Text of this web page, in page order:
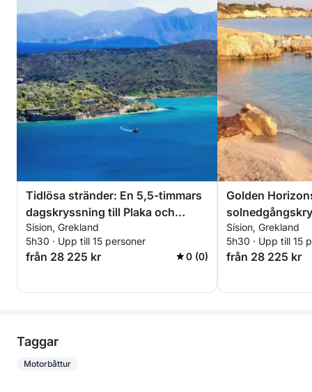
Tidlösa stränder: En 5,5-timmars
dagskryssning till Plaka och
Elounda
Sísion, Grekland
5h30 · Upp till 15 personer
från 28 225 kr 0 (0)
Golden
Saradari-
Sísion, Grekland
5h30 · Upp till 15
från 28 225 kr
Taggar
Motorbåttur